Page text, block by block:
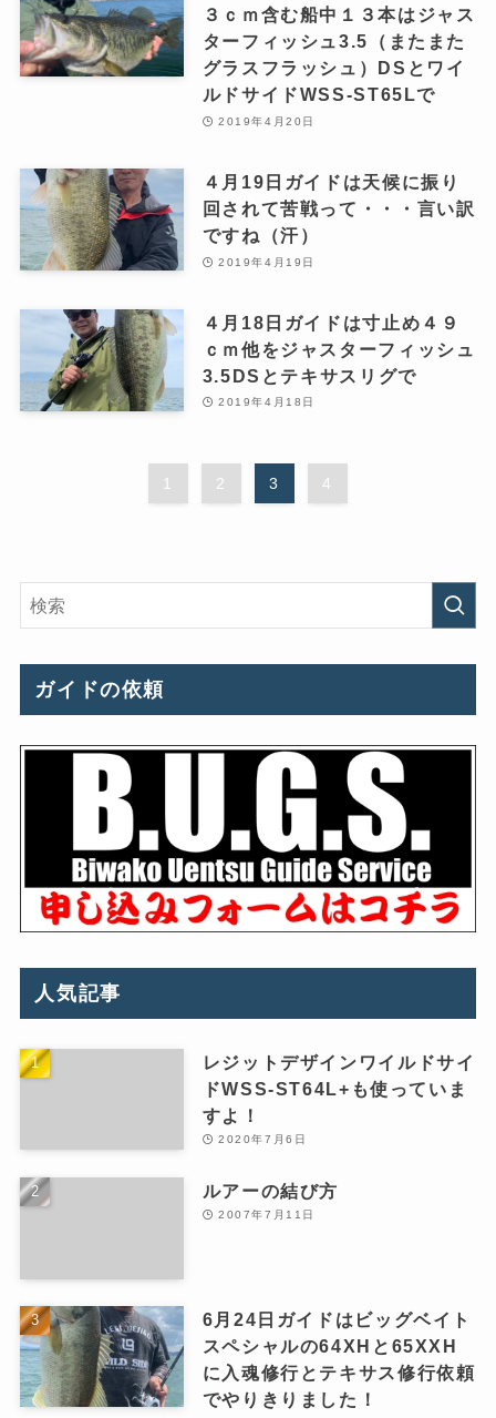
３ｃｍ含む船中１３本はジャス
ターフィッシュ3.5（またまた
グラスフラッシュ）DSとワイ
ルドサイドWSS-ST65Lで
2019年4月20日
４月19日ガイドは天候に振り
回されて苦戦って・・・言い訳
ですね（汗）
2019年4月19日
４月18日ガイドは寸止め４９
ｃｍ他をジャスターフィッシュ
3.5DSとテキサスリグで
2019年4月18日
1 2 3 4
ガイドの依頼
人気記事
レジットデザインワイルドサイ
ドWSS-ST64L+も使っていま
すよ！
2020年7月6日
ルアーの結び方
2007年7月11日
6月24日ガイドはビッグベイト
スペシャルの64XHと65XXH
に入魂修行とテキサス修行依頼
でやりきりました！